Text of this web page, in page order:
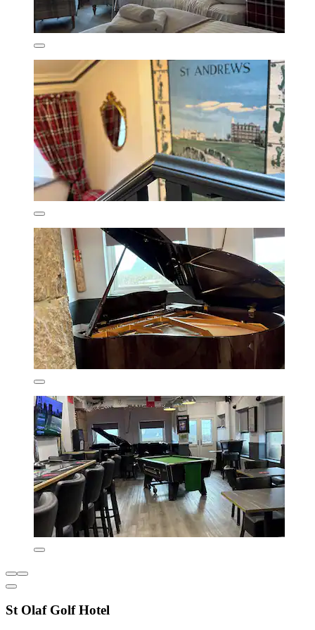
St Olaf Golf Hotel